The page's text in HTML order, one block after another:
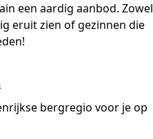
een aardig aanbod. Zowel
eruit zien of gezinnen die
bergregio voor je op